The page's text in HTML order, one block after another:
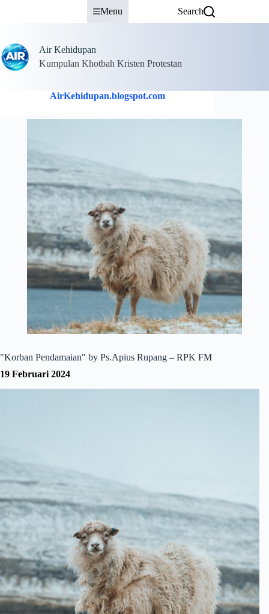
Menu Search
Air Kehidupan
Kumpulan Khotbah Kristen Protestan
AirKehidupan.blogspot.com
"Korban Pendamaian" by Ps.Apius Rupang – RPK FM
19 Februari 2024